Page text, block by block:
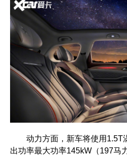
动力方面，新车将使用1.5T
出功率最大功率145kW（197马